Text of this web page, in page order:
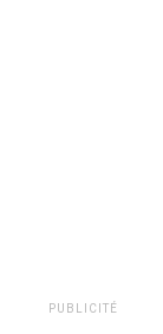
PUBLICITÉ